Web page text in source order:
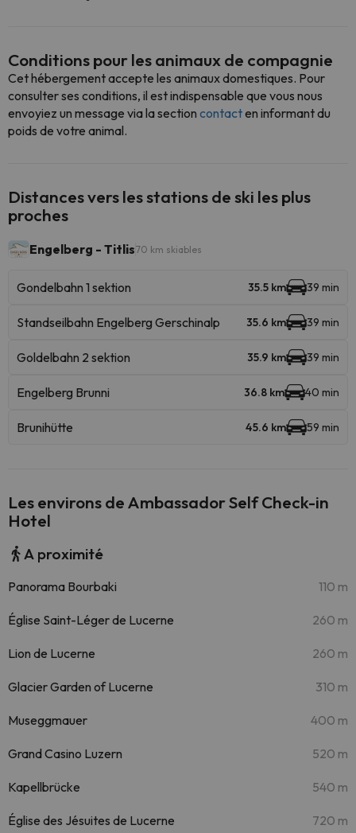
Conditions pour les animaux de compagnie
Cet hébergement accepte les animaux domestiques. Pour
consulter ses conditions, il est indispensable que vous nous
envoyiez un message via la section contacten informant du
poids de votre animal.
Distances vers les stations de ski les plus
proches
Engelberg - Titlis70 km skiables
Gondelbahn 1 sektion 35.5 km 39 min
Standseilbahn Engelberg Gerschinalp 35.6 km 39 min
Goldelbahn 2 sektion 35.9 km 39 min
Engelberg Brunni 36.8 km 40 min
Brunihütte 45.6 km 59 min
Les environs de Ambassador Self Check-in
Hotel
A proximité
Panorama Bourbaki 110 m
Église Saint-Léger de Lucerne 260 m
Lion de Lucerne 260 m
Glacier Garden of Lucerne 310 m
Museggmauer 400 m
Grand Casino Luzern 520 m
Kapellbrücke 540 m
Église des Jésuites de Lucerne 720 m